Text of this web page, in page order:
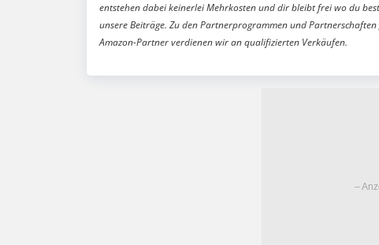
entstehen dabei keinerlei Mehrkosten und dir bleibt frei wo du
unsere Beiträge. Zu den Partnerprogrammen und
Amazon-Partner verdienen wir an qualifizierten Verkäufen.